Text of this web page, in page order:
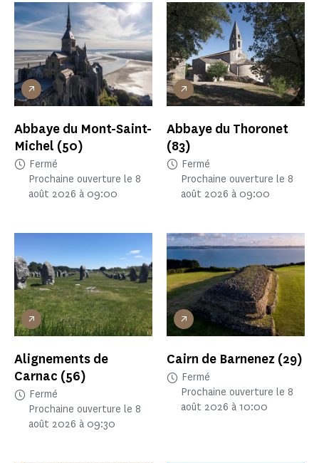
Abbaye du Mont-Saint-
Michel (50)
Fermé
Prochaine ouverture le 8
août 2026 à 09:00
Abbaye du Thoronet
(83)
Fermé
Prochaine ouverture le 8
août 2026 à 09:00
Alignements de
Carnac (56)
Fermé
Prochaine ouverture le 8
août 2026 à 09:30
Cairn de Barnenez (29)
Fermé
Prochaine ouverture le 8
août 2026 à 10:00